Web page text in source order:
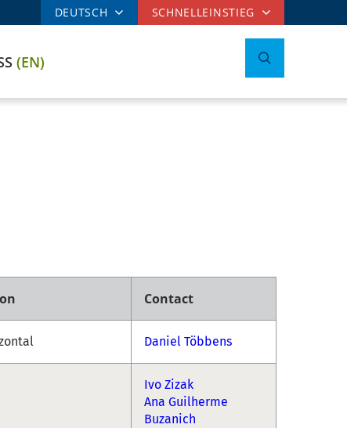
DEUTSCH SCHNELLEINSTIEG
(EN)
Contact
Daniel Többens
Ivo Zizak
Ana Guilherme
Buzanich